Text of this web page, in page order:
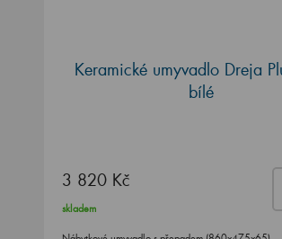
Keramické umyvadlo Dreja
bílé
3 820 Kč
skladem